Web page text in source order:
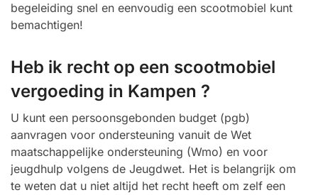
begeleiding snel en eenvoudig een scootmobiel kunt
bemachtigen!
Heb ik recht op een scootmobiel
vergoeding in Kampen ?
U kunt een persoonsgebonden budget (pgb)
aanvragen voor ondersteuning vanuit de Wet
maatschappelijke ondersteuning (Wmo) en voor
jeugdhulp volgens de Jeugdwet. Het is belangrijk om
te weten dat u niet altijd het recht heeft om zelf een